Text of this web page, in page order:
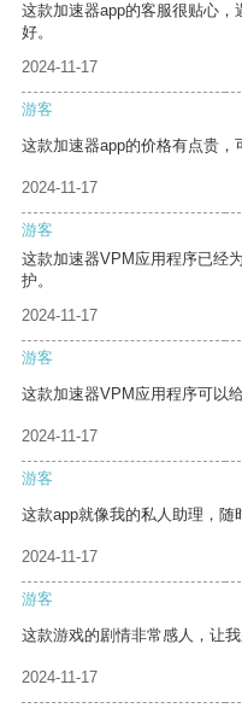
这款加速器app的客服很贴心
好。
2024-11-17
游客
这款加速器app的价格有点贵，
2024-11-17
游客
这款加速器VPM应用程序已经
护。
2024-11-17
游客
这款加速器VPM应用程序可以
2024-11-17
游客
这款app就像我的私人助理，随
2024-11-17
游客
这款游戏的剧情非常感人，让我
2024-11-17